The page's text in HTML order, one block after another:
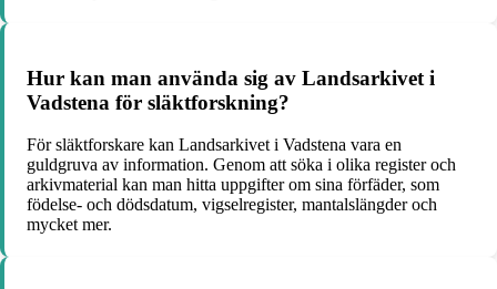
Hur kan man använda sig av Landsarkivet i
Vadstena för släktforskning?
För släktforskare kan Landsarkivet i Vadstena vara en
guldgruva av information. Genom att söka i olika register och
arkivmaterial kan man hitta uppgifter om sina förfäder, som
födelse- och dödsdatum, vigselregister, mantalslängder och
mycket mer.